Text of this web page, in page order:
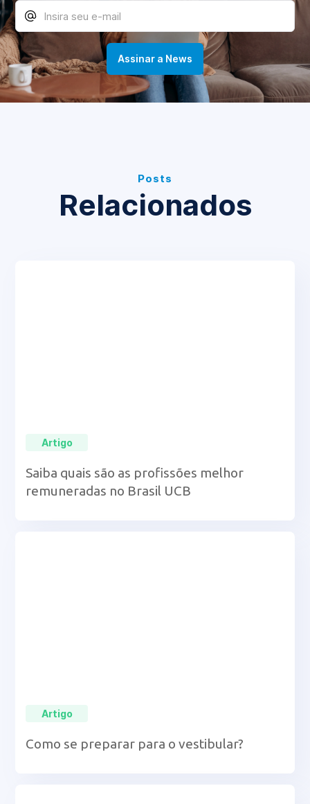
Posts
Relacionados
Artigo
Saiba quais são as profissões melhor
remuneradas no Brasil UCB
Artigo
Como se preparar para o vestibular?